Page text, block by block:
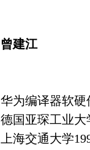
曾建江
华为编译器软
德国亚琛工业大
上海交通大学